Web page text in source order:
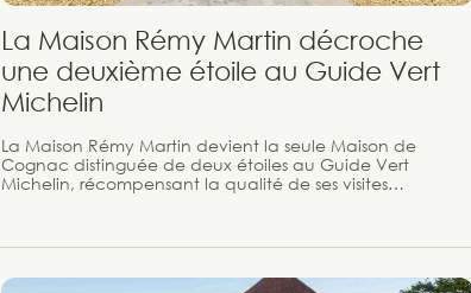
La Maison Rémy Martin décroche
une deuxième étoile au Guide Vert
Michelin
La Maison Rémy Martin devient la seule Maison de
Cognac distinguée de deux étoiles au Guide Vert
Michelin, récompensant la qualité de ses visites
saluant la qualité exceptionnelle de ses visites.